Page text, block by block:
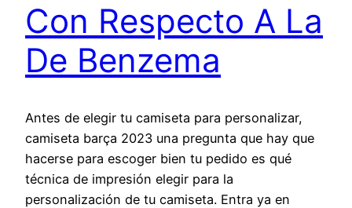
Con Respecto A La
De Benzema
Antes de elegir tu camiseta para personalizar,
camiseta barça 2023 una pregunta que hay que
hacerse para escoger bien tu pedido es qué
técnica de impresión elegir para la
personalización de tu camiseta. Entra ya en